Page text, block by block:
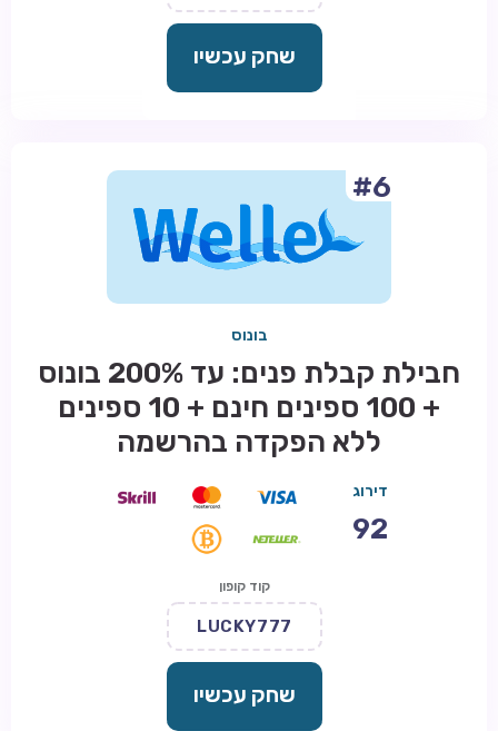
שחק עכשיו
#6
בונוס
חבילת קבלת פנים: עד 200% בונוס
+ 100 ספינים חינם + 10 ספינים
ללא הפקדה בהרשמה
דירוג
92
קוד קופון
LUCKY777
שחק עכשיו